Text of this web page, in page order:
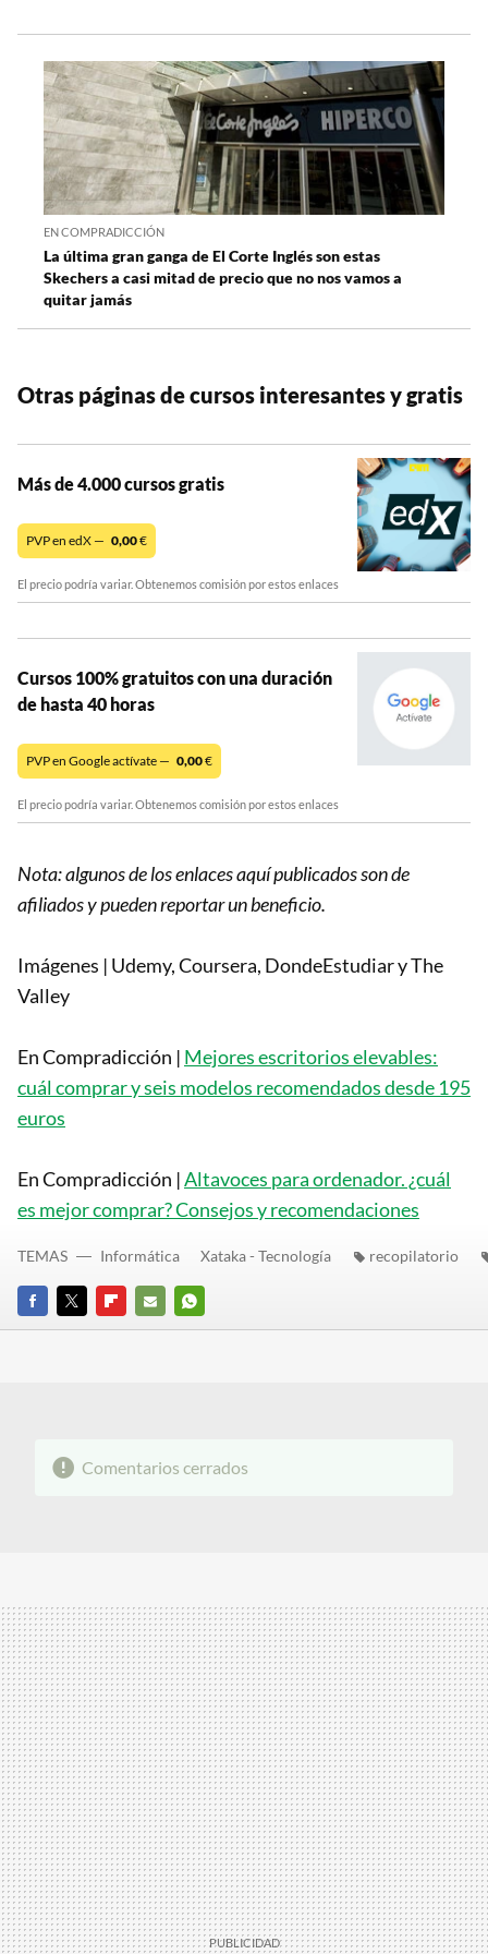
EN COMPRADICCIÓN
La última gran ganga de El Corte Inglés son estas
Skechers a casi mitad de precio que no nos vamos a
quitar jamás
Otras páginas de cursos interesantes y gratis
Más de 4.000 cursos gratis
PVP en edX — 0,00€
El precio podría variar. Obtenemos comisión por estos enlaces
Cursos 100% gratuitos con una duración
de hasta 40 horas
PVP en Google actívate — 0,00€
El precio podría variar. Obtenemos comisión por estos enlaces
Nota: algunos de los enlaces aquí publicados son de
afiliados y pueden reportar un beneficio.
Imágenes | Udemy, Coursera, DondeEstudiar y The
Valley
En Compradicción | Mejores escritorios elevables:
cuál comprar y seis modelos recomendados desde 195
euros
En Compradicción |Altavoces para ordenador. ¿cuál
es mejor comprar? Consejos y recomendaciones
FACEBOOK
TWITTERFLIPBOARD
E-
WHATSAPP
TEMAS Informática Xataka - Tecnología recopilatorio
Comentarios cerrados